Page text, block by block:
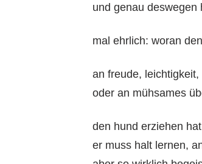
und genau deswegen
mal ehrlich: woran
an freude,
oder an mühsames
den hund erziehen
er muss halt lernen,